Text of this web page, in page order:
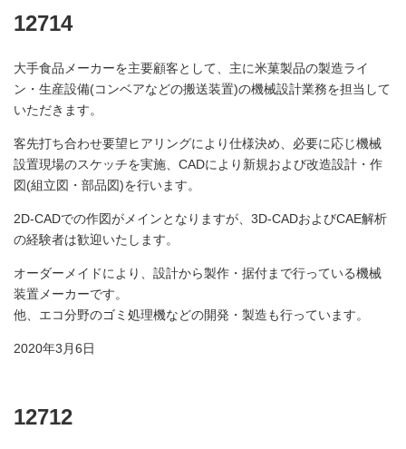
12714
大手食品メーカーを主要顧客として、主に米菓製品の製造ライ
ン・生産設備(コンベアなどの搬送装置)の機械設計業務を担当して
いただきます。
客先打ち合わせ要望ヒアリングにより仕様決め、必要に応じ機械
設置現場のスケッチを実施、CADにより新規および改造設計・作
図(組立図・部品図)を行います。
2D-CADでの作図がメインとなりますが、3D-CADおよびCAE解析
の経験者は歓迎いたします。
オーダーメイドにより、設計から製作・据付まで行っている機械
装置メーカーです。
他、エコ分野のゴミ処理機などの開発・製造も行っています。
2020年3月6日
12712